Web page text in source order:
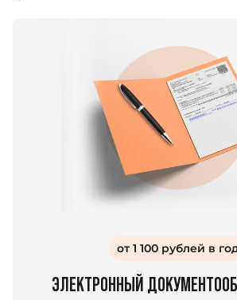
от 1 100 рублей в
ЭЛЕКТРОННЫЙ